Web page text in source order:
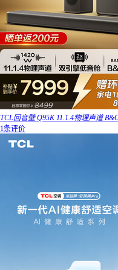
TCL回音壁 Q95K 11.1.4物理声道
1条评价